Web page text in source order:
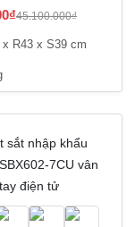
45.100.000₫
x R43 x S39 cm